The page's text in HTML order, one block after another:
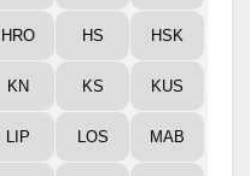
HRO HS HSK
KN KS KUS
LIP LOS MAB